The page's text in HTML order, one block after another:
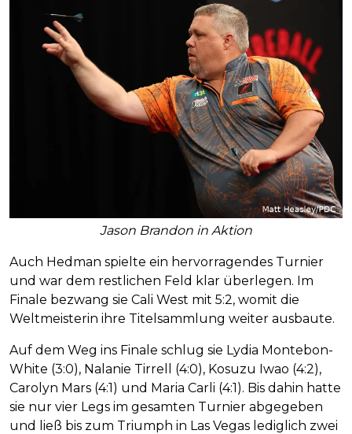
Jason Brandon in Aktion
Auch Hedman spielte ein hervorragendes Turnier
und war dem restlichen Feld klar überlegen. Im
Finale bezwang sie Cali West mit 5:2, womit die
Weltmeisterin ihre Titelsammlung weiter ausbaute.
Auf dem Weg ins Finale schlug sie Lydia Montebon-
White (3:0), Nalanie Tirrell (4:0), Kosuzu Iwao (4:2),
Carolyn Mars (4:1) und Maria Carli (4:1). Bis dahin hatte
sie nur vier Legs im gesamten Turnier abgegeben
und ließ bis zum Triumph in Las Vegas lediglich zwei